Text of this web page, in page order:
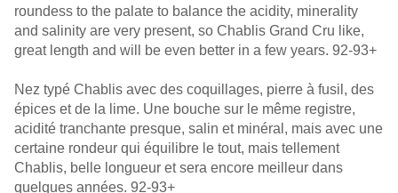
roundess to the palate to balance the acidity, minerality
and salinity are very present, so Chablis Grand Cru like,
great length and will be even better in a few years. 92-93+
Nez typé Chablis avec des coquillages, pierre à fusil, des
épices et de la lime. Une bouche sur le même registre,
acidité tranchante presque, salin et minéral, mais avec une
certaine rondeur qui équilibre le tout, mais tellement
Chablis, belle longueur et sera encore meilleur dans
quelques années. 92-93+